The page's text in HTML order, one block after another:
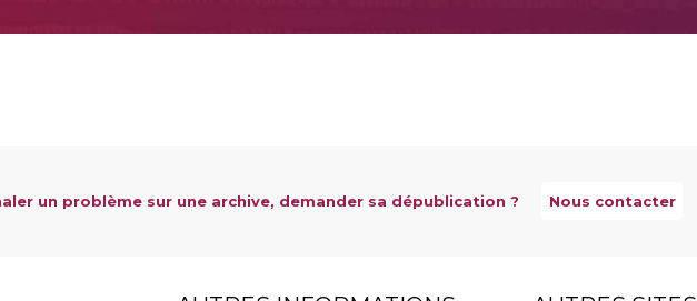
un problème sur une archive, demander sa dépublication ? Nous contacter